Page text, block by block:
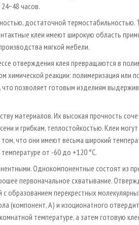
часов.
достаточной термостабильностью.
клеи имеют широкую область
мягкой мебели.
отверждения клея превращаются в
химической реакции: полимеризация или
позволяет готовым изделиям
материалов. Их высокая прочность
и грибкам, теплостойкостью. Клеи
что они имеют весьма широкий
от -60 до +120 °С.
Однокомпонентные состоят из
первоначальное схватывание.
образованием перекрестных
(компонент, А) и изоционатного
температуре, а затем готовую